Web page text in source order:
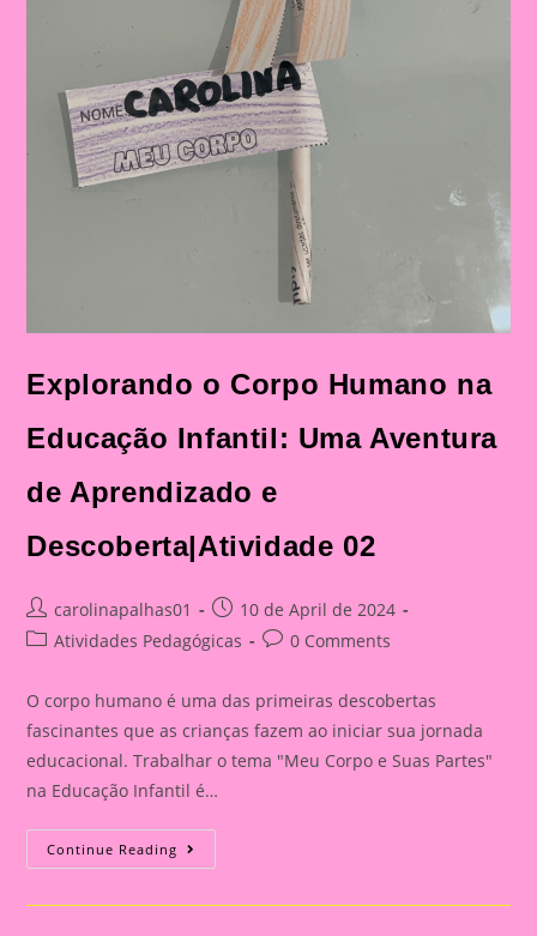
Explorando o Corpo Humano na
Educação Infantil: Uma Aventura
de Aprendizado e
Descoberta|Atividade 02
Post
author:
carolinapalhas01
Post
published:
10 de April de 2024
PostAtividades Pedagógicas
Post0 Comments
O corpo humano é uma das primeiras descobertas
fascinantes que as crianças fazem ao iniciar sua jornada
educacional. Trabalhar o tema "Meu Corpo e Suas Partes"
na Educação Infantil é…
Continue Reading Explorando
O
Humano